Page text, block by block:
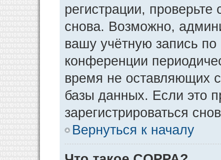
регистрации,
снова. Возможно,
вашу учётную запись
конференции
время не оставляющих
базы данных. Если это
зарегистрироваться
Вернуться к началу